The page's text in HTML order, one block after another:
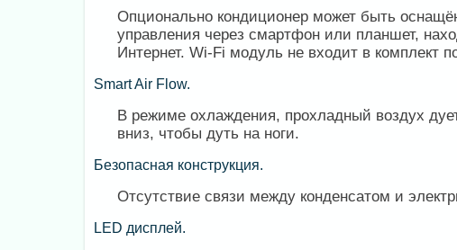
Опционально кондиционер может быть
управления через смартфон или планшет,
Интернет. Wi-Fi модуль не входит в комплект
Smart Air Flow.
В режиме охлаждения, прохладный воздух
вниз, чтобы дуть на ноги.
Безопасная конструкция.
Отсутствие связи между конденсатом и
LED дисплей.